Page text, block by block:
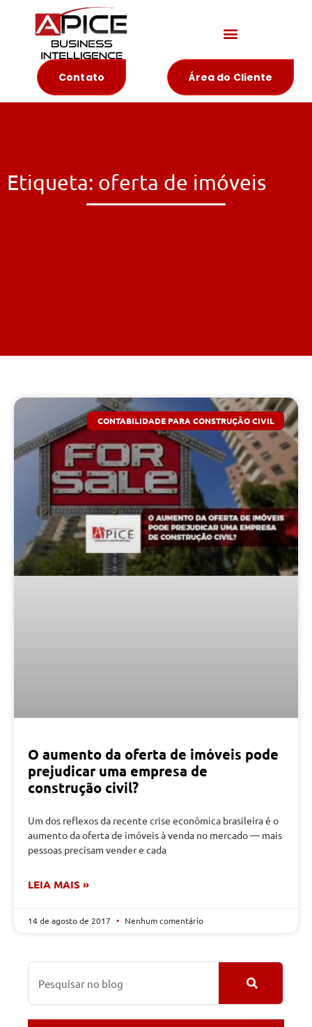
Contato Área do Cliente
Etiqueta: oferta de imóveis
CONTABILIDADE PARA CONSTRUÇÃO CIVIL
O aumento da oferta de imóveis pode
prejudicar uma empresa de
construção civil?
Um dos reflexos da recente crise econômica brasileira é o
aumento da oferta de imóveis à venda no mercado — mais
pessoas precisam vender e cada
LEIA MAIS »
14 de agosto de 2017 Nenhum comentário